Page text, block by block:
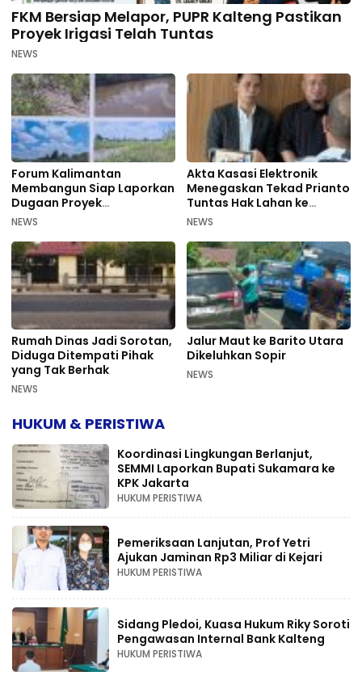
FKM Bersiap Melapor, PUPR Kalteng Pastikan
Proyek Irigasi Telah Tuntas
NEWS
Forum Kalimantan
Membangun Siap Laporkan
Dugaan Proyek
Bermasalah PUPR Kalteng
NEWS
Akta Kasasi Elektronik
Menegaskan Tekad Prianto
Tuntas Hak Lahan ke
Mahkamah Agung
NEWS
Rumah Dinas Jadi Sorotan,
Diduga Ditempati Pihak
yang Tak Berhak
NEWS
Jalur Maut ke Barito Utara
Dikeluhkan Sopir
NEWS
HUKUM & PERISTIWA
Koordinasi Lingkungan Berlanjut,
SEMMI Laporkan Bupati Sukamara ke
KPK Jakarta
HUKUM PERISTIWA
Pemeriksaan Lanjutan, Prof Yetri
Ajukan Jaminan Rp3 Miliar di Kejari
HUKUM PERISTIWA
Sidang Pledoi, Kuasa Hukum Riky Soroti
Pengawasan Internal Bank Kalteng
HUKUM PERISTIWA